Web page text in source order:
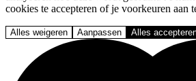
cookies te accepteren of je voorkeuren aan
Alles weigeren Aanpassen Alles